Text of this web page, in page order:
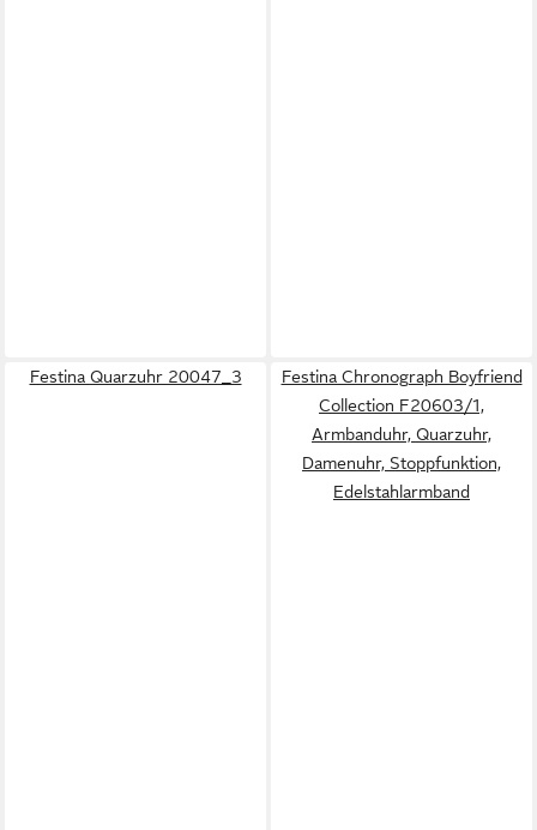
Festina Quarzuhr 20047_3
Festina Chronograph Boyfriend
Collection F20603/1,
Armbanduhr, Quarzuhr,
Damenuhr, Stoppfunktion,
Edelstahlarmband